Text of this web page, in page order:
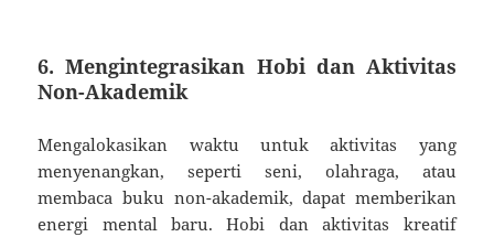
6. Mengintegrasikan Hobi dan Aktivitas
Non-Akademik
Mengalokasikan waktu untuk aktivitas yang
menyenangkan, seperti seni, olahraga, atau
membaca buku non-akademik, dapat memberikan
energi mental baru. Hobi dan aktivitas kreatif